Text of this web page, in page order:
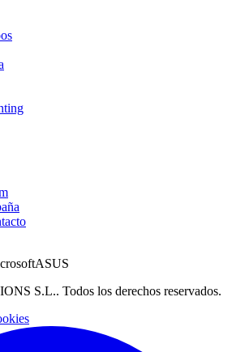
ASUS
S.L.. Todos los derechos reservados.